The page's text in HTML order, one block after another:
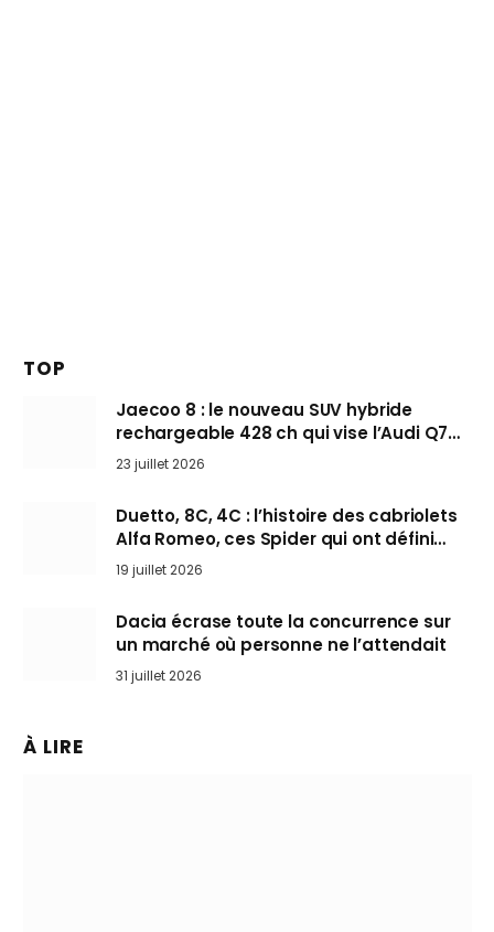
TOP
Jaecoo 8 : le nouveau SUV hybride
rechargeable 428 ch qui vise l’Audi Q7
arrive en Europe cet automne
23 juillet 2026
Duetto, 8C, 4C : l’histoire des cabriolets
Alfa Romeo, ces Spider qui ont défini
l’art de rouler cheveux au vent
19 juillet 2026
Dacia écrase toute la concurrence sur
un marché où personne ne l’attendait
31 juillet 2026
À LIRE